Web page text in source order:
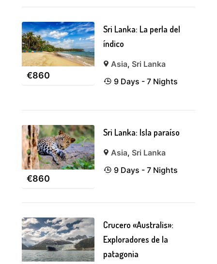
€860
Sri Lanka: La perla del
índico
Asia, Sri Lanka
9 Days - 7 Nights
€860
Sri Lanka: Isla paraíso
Asia, Sri Lanka
9 Days - 7 Nights
Crucero «Australis»:
Exploradores de la
patagonia